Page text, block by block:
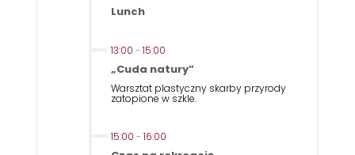
Lunch
13:00 - 15:00
„Cuda natury”
Warsztat plastyczny skarby przyrody
zatopione w szkle.
15:00 - 16:00